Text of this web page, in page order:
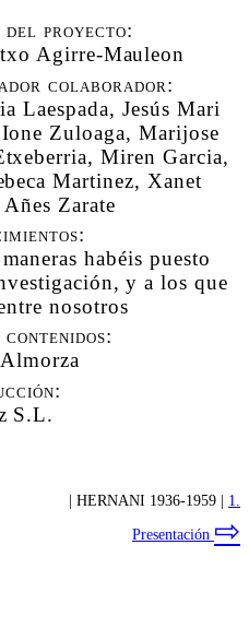
del proyecto:
Agirre-Mauleon
colaborador:
Laespada, Jesús Mari
Zuloaga, Marijose
Miren Garcia,
Martinez, Xanet
Zarate
habéis puesto
y a los que
nosotros
S.L.
| HERNANI 1936-1959 | 1.
Presentación ⇨